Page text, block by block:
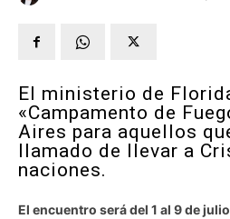
El ministerio de
«Campamento de
Aires para aquellos
llamado de llevar a
naciones.
El encuentro será del 1 al 9 de